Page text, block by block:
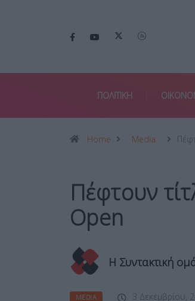
ΠΟΛΙΤΙΚΗ
Home Media
Πέφτουν
Open
Η Συντακτική
MEDIA 3 Δεκεμβρίου,